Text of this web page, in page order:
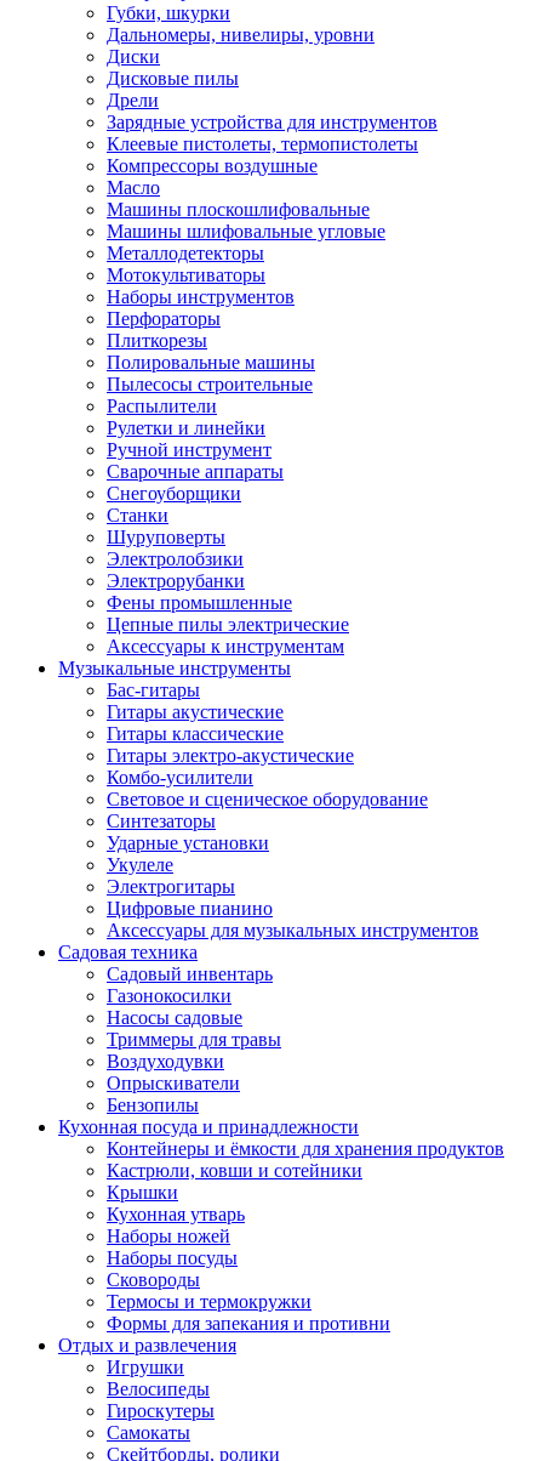
Губки, шкурки
Дальномеры, нивелиры, уровни
Диски
Дисковые пилы
Дрели
Зарядные устройства для инструментов
Клеевые пистолеты, термопистолеты
Компрессоры воздушные
Масло
Машины плоскошлифовальные
Машины шлифовальные угловые
Металлодетекторы
Мотокультиваторы
Наборы инструментов
Перфораторы
Плиткорезы
Полировальные машины
Пылесосы строительные
Распылители
Рулетки и линейки
Ручной инструмент
Сварочные аппараты
Снегоуборщики
Станки
Шуруповерты
Электролобзики
Электрорубанки
Фены промышленные
Цепные пилы электрические
Аксессуары к инструментам
Музыкальные инструменты
Бас-гитары
Гитары акустические
Гитары классические
Гитары электро-акустические
Комбо-усилители
Световое и сценическое оборудование
Синтезаторы
Ударные установки
Укулеле
Электрогитары
Цифровые пианино
Аксессуары для музыкальных инструментов
Садовая техника
Садовый инвентарь
Газонокосилки
Насосы садовые
Триммеры для травы
Воздуходувки
Опрыскиватели
Бензопилы
Кухонная посуда и принадлежности
Контейнеры и ёмкости для хранения продуктов
Кастрюли, ковши и сотейники
Крышки
Кухонная утварь
Наборы ножей
Наборы посуды
Сковороды
Термосы и термокружки
Формы для запекания и противни
Отдых и развлечения
Игрушки
Велосипеды
Гироскутеры
Самокаты
Скейтборды, ролики